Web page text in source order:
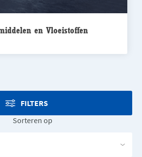
en Vloeistoffen
FILTERS
Sorteren op